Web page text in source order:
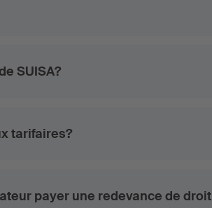
SUISA?
tarifaires?
payer une redevance de droit